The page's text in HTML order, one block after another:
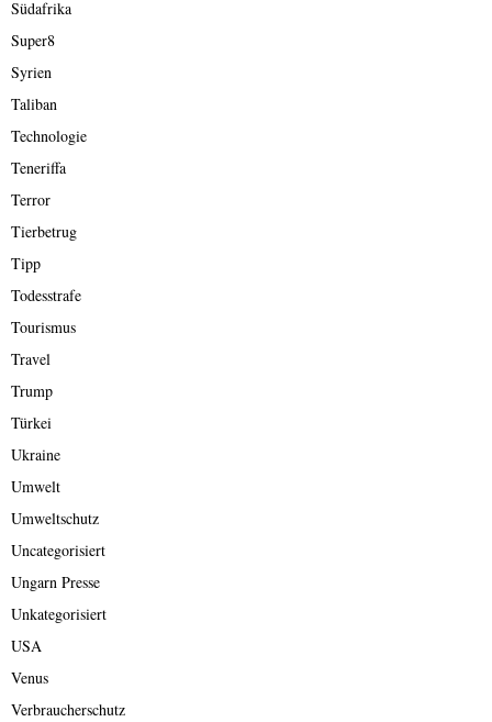
Südafrika
Super8
Syrien
Taliban
Technologie
Teneriffa
Terror
Tierbetrug
Tipp
Todesstrafe
Tourismus
Travel
Trump
Türkei
Ukraine
Umwelt
Umweltschutz
Uncategorisiert
Ungarn Presse
Unkategorisiert
USA
Venus
Verbraucherschutz